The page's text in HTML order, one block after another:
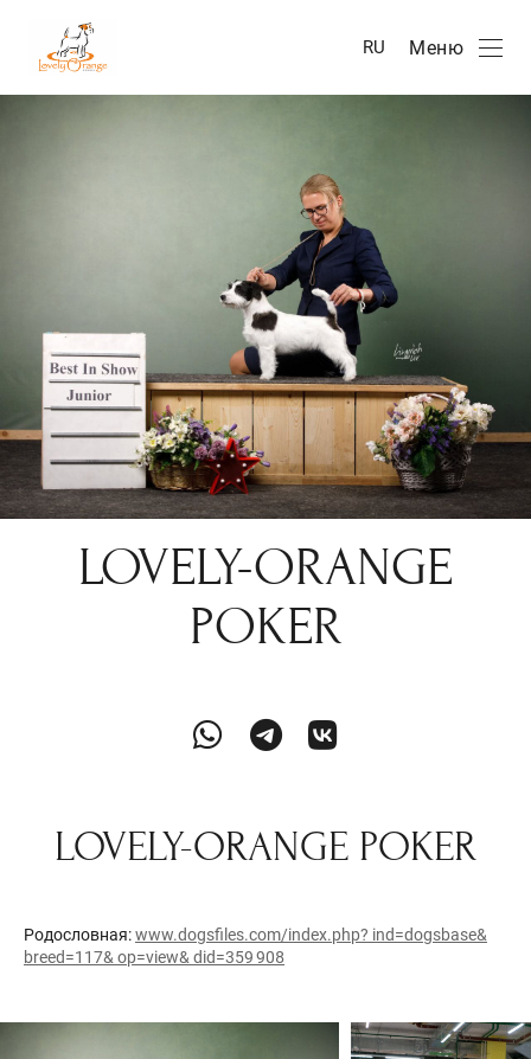
RU Меню
LOVELY-ORANGE
POKER
LOVELY-ORANGE POKER
Родословная:www.dogsfiles.com/index.php? ind=dogsbase&
breed=117& op=view& did=359 908